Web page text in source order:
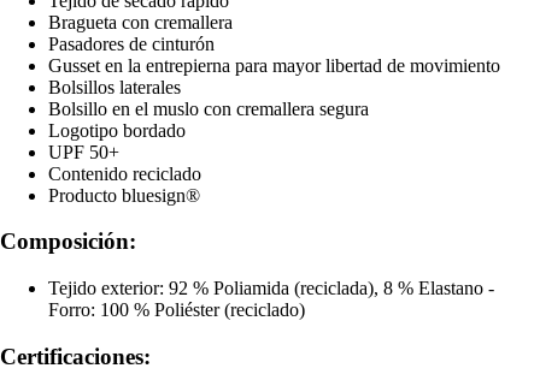
Bragueta con cremallera
Pasadores de cinturón
Gusset en la entrepierna para mayor libertad de movimiento
Bolsillos laterales
Bolsillo en el muslo con cremallera segura
Logotipo bordado
UPF 50+
Contenido reciclado
Producto bluesign®
Composición:
Tejido exterior: 92 % Poliamida (reciclada), 8 % Elastano -
Forro: 100 % Poliéster (reciclado)
Certificaciones: